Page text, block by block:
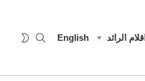
اقلام الرائد English
SEARCH